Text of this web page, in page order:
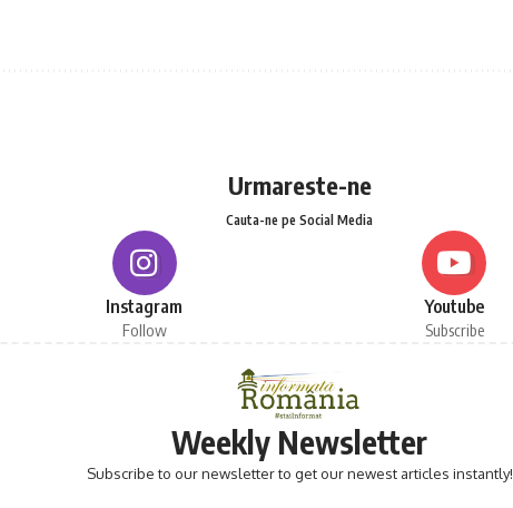
Urmareste-ne
Cauta-ne pe Social Media
Instagram
Follow
Youtube
Subscribe
Weekly Newsletter
Subscribe to our newsletter to get our newest articles instantly!